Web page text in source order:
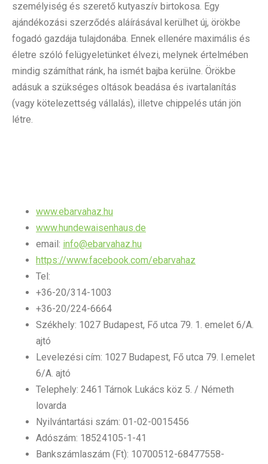
személyiség és szerető kutyaszív birtokosa. Egy
ajándékozási szerződés aláírásával kerülhet új, örökbe
fogadó gazdája tulajdonába. Ennek ellenére maximális és
életre szóló felügyeletünket élvezi, melynek értelmében
mindig számíthat ránk, ha ismét bajba kerülne. Örökbe
adásuk a szükséges oltások beadása és ivartalanítás
(vagy kötelezettség vállalás), illetve chippelés után jön
létre.
www.ebarvahaz.hu
www.hundewaisenhaus.de
email: info@ebarvahaz.hu
https://www.facebook.com/ebarvahaz
Tel:
+36-20/314-1003
+36-20/224-6664
Székhely: 1027 Budapest, Fő utca 79. 1. emelet 6/A.
ajtó
Levelezési cím: 1027 Budapest, Fő utca 79. I.emelet
6/A. ajtó
Telephely: 2461 Tárnok Lukács köz 5. / Németh
lovarda
Nyilvántartási szám: 01-02-0015456
Adószám: 18524105-1-41
Bankszámlaszám (Ft): 10700512-68477558-